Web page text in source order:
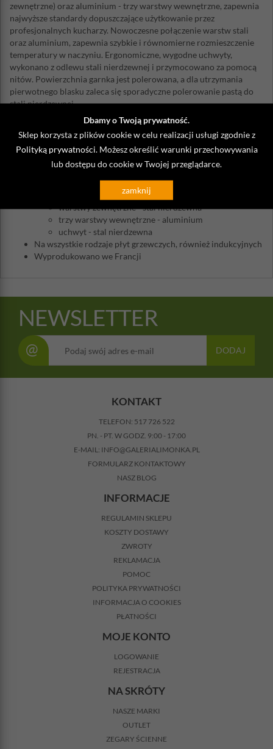
Dbamy o Twoją prywatność.
Sklep korzysta z plików cookie w celu realizacji usługi zgodnie z
Polityką prywatności. Możesz określić warunki przechowywania
lub dostępu do cookie w Twojej przeglądarce.
zamknij
zewnętrzne) oraz aluminium - trzy warstwy wewnętrzne, zapewnia
najwyższe standardy dopuszczające użytkowanie przez
profesjonalnych kucharzy. Nowoczesne połączenie warstw stali
oraz aluminium, zapewnia szybkie i równomierne rozmieszczenie
temperatury w naczyniu. Ergonomiczne, wygodne uchwyty,
wykonano z odlewu stali nierdzewnej i przymocowano za pomocą
nitów. Powierzchnia garnka jest polerowana, a dla utrzymania
pierwotnego blasku zaleca się sporadyczne polerowanie pastą do
stali nierdzewnej.
Średnica: 24 cm
Średnica podstawy: 20,5 cm
Wysokość: 7,5 cm
Waga: 1,98 kg
Pojemność: 2,6 Litra
warstwy zewnętrzne - stal nierdzewna
trzy warstwy wewnętrzne - aluminium
uchwyt - stal nierdzewna
Na wszystkie rodzaje płyt grzewczych, również indukcyjnych
Wyprodukowano we Francji
NEWSLETTER
@ DODAJ
KONTAKT
TELEFON: 517 726 522
PN. - PT. W GODZ. 9:00 - 17:00
E-MAIL: INFO@GALERIALIMONKA.PL
FORMULARZ KONTAKTOWY
NASZ BLOG
INFORMACJE
REGULAMIN SKLEPU
KOSZTY DOSTAWY
ZWROTY
REKLAMACJA
POMOC
POLITYKA PRYWATNOŚCI
INFORMACJA O COOKIES
PŁATNOŚCI
MOJE KONTO
LOGOWANIE
REJESTRACJA
NA SKRÓTY
NASZE MARKI
OUTLET
ZEGARY ŚCIENNE